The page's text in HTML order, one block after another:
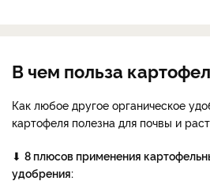
В чем польза
Как любое другое органическое
картофеля полезна для почвы и
⬇ 8 плюсов применения
удобрения: